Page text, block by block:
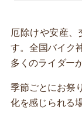
厄除けや安産
す。全国バイク
多くのライダー
季節ごとにお祭
化を感じられる